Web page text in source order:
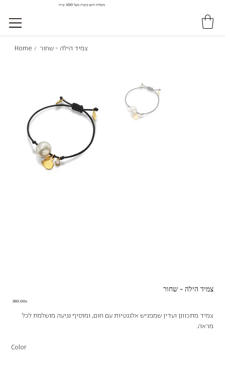
Home / צמיד הילה - שחור
צמיד הילה - שחור
Price ‏380.00 ‏₪
צמיד מתכוונן ועדין שמפגיש אלגנטיות עם חום, ומוסיף נגיעה מושלמת לכל
מראה.
Color